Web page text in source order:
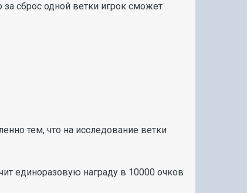
за сброс одной ветки игрок сможет
тем, что на исследование ветки
единоразовую награду в 10000 очков